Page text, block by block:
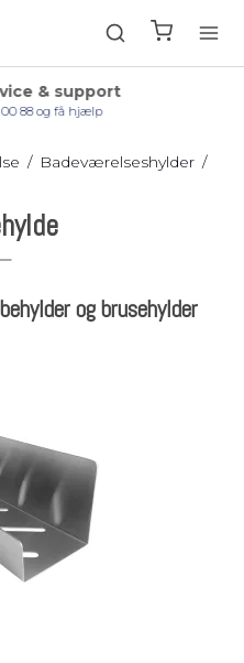
& support
00 88 og få hjælp
/ Badeværelseshylder /
og brusehylder